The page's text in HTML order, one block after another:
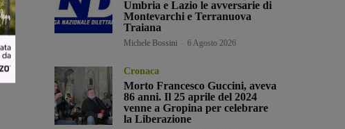
Umbria e Lazio le avversarie di
Montevarchi e Terranuova
Traiana
Michele Bossini 6 Agosto 2026
Cronaca
Morto Francesco Guccini, aveva
86 anni. Il 25 aprile del 2024
venne a Gropina per celebrare
la Liberazione